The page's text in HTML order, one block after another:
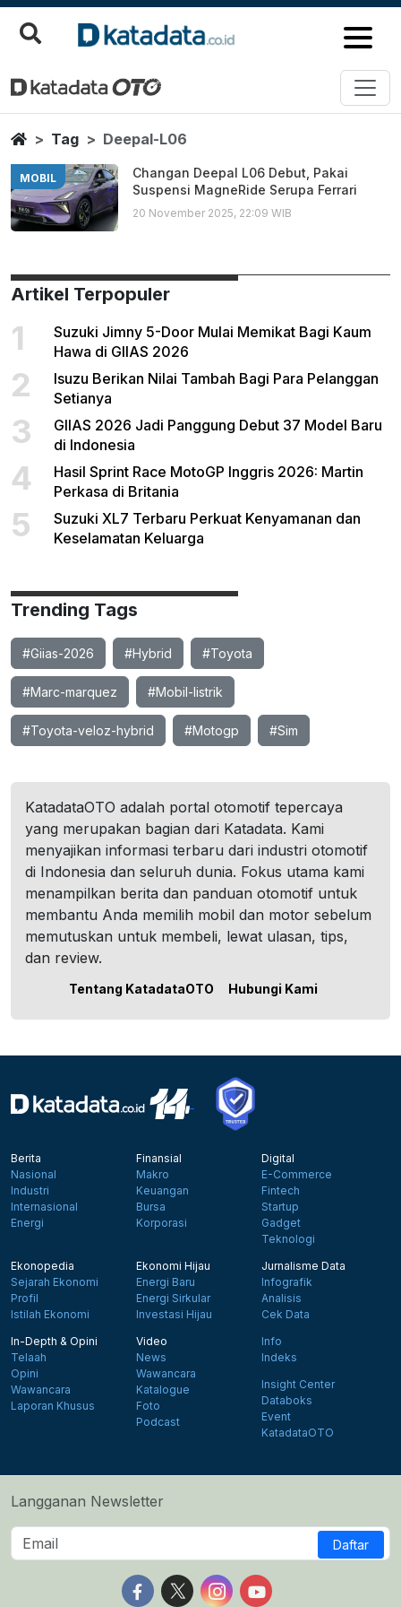
Deepal L06
Berita Terbaru
HomeTag Deepal-L06
MOBIL
Changan Deepal L06 Debut, Pakai
Suspensi MagneRide Serupa Ferrari
20 November 2025, 22:09 WIB
Artikel Terpopuler
1
Suzuki Jimny 5-Door Mulai Memikat Bagi Kaum
Hawa di GIIAS 2026
2
Isuzu Berikan Nilai Tambah Bagi Para Pelanggan
Setianya
3
GIIAS 2026 Jadi Panggung Debut 37 Model Baru
di Indonesia
4
Hasil Sprint Race MotoGP Inggris 2026: Martin
Perkasa di Britania
5
Suzuki XL7 Terbaru Perkuat Kenyamanan dan
Keselamatan Keluarga
Trending Tags
#Giias-2026 #Hybrid #Toyota
#Marc-marquez #Mobil-listrik
#Toyota-veloz-hybrid #Motogp #Sim
KatadataOTO adalah portal otomotif tepercaya
yang merupakan bagian dari Katadata. Kami
menyajikan informasi terbaru dari industri otomotif
di Indonesia dan seluruh dunia. Fokus utama kami
menampilkan berita dan panduan otomotif untuk
membantu Anda memilih mobil dan motor sebelum
memutuskan untuk membeli, lewat ulasan, tips,
dan review.
Tentang KatadataOTO Hubungi Kami
Berita
Nasional
Industri
Internasional
Energi
Finansial
Makro
Keuangan
Bursa
Korporasi
Digital
E-Commerce
Fintech
Startup
Gadget
Teknologi
Ekonopedia
Sejarah Ekonomi
Profil
Istilah Ekonomi
Ekonomi Hijau
Energi Baru
Energi Sirkular
Investasi Hijau
Jurnalisme Data
Infografik
Analisis
Cek Data
In-Depth & Opini
Telaah
Opini
Wawancara
Laporan Khusus
Video
News
Wawancara
Katalogue
Foto
Podcast
Info
Indeks
Insight Center
Databoks
Event
KatadataOTO
Langganan Newsletter
Daftar
Follow us on Facebook
Follow us on X
Follow us on Instagram
Follow us on